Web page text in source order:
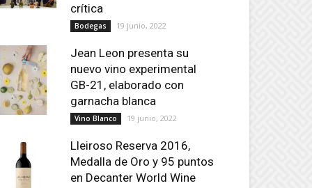
crítica
Bodegas 19 junio, 2022
Jean Leon presenta su
nuevo vino experimental
GB-21, elaborado con
garnacha blanca
Vino Blanco 19 junio, 2022
Lleiroso Reserva 2016,
Medalla de Oro y 95 puntos
en Decanter World Wine